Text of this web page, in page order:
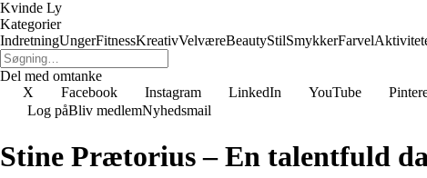
Kvinde Ly
Kategorier
IndretningUngerFitnessKreativVelværeBeautyStilSmykkerFarvel
Del med omtanke
X
Facebook Instagram LinkedIn YouTube
Log påBliv medlemNyhedsmail
Stine Prætorius – En talentfuld